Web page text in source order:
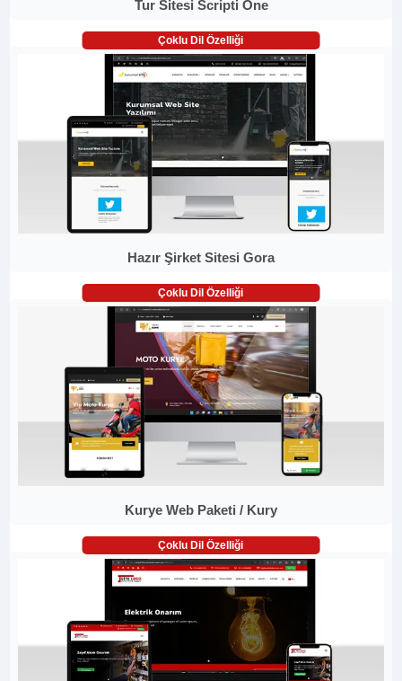
Tur Sitesi Scripti One
Çoklu Dil Özelliği
Hazır Şirket Sitesi Gora
Çoklu Dil Özelliği
Kurye Web Paketi / Kury
Çoklu Dil Özelliği